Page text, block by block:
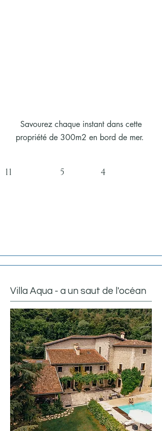
Savourez chaque instant dans cette
propriété de 300m2 en bord de mer.
11 5 4
Villa Aqua - a un saut de l'océan